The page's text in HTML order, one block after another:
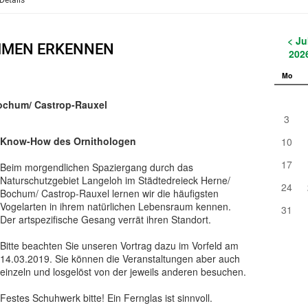
ERKENNEN
Castrop-Rauxel
Know-How des Ornithologen
Beim morgendlichen Spaziergang durch das
Naturschutzgebiet Langeloh im Städtedreieck Herne/
Bochum/ Castrop-Rauxel lernen wir die häufigsten
Vogelarten in ihrem natürlichen Lebensraum kennen.
Der artspezifische Gesang verrät ihren Standort.
Bitte beachten Sie unseren Vortrag dazu im Vorfeld am
14.03.2019. Sie können die Veranstaltungen aber auch
einzeln und losgelöst von der jeweils anderen besuchen.
Festes Schuhwerk bitte! Ein Fernglas ist sinnvoll.
<
Mo
3
10
17
24
31